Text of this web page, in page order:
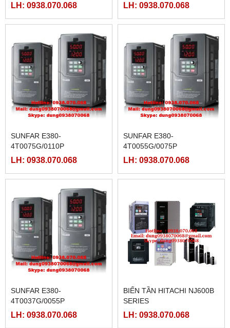
LH: 0938.070.068 LH: 0938.070.068
SUNFAR E380-
4T0075G/0110P
LH: 0938.070.068
SUNFAR E380-
4T0055G/0075P
LH: 0938.070.068
SUNFAR E380-
4T0037G/0055P
LH: 0938.070.068
BIẾN TẦN HITACHI NJ600B
SERIES
LH: 0938.070.068